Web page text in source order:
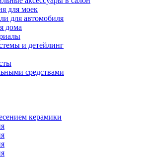
для моек
для автомобиля
дома
и детейлинг
средствами
керамики